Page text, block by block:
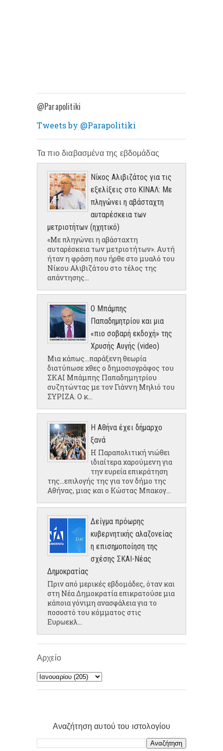
@Parapolitiki
Tweets by @Parapolitiki
Τα πιο διαβασμένα της εβδομάδας
Νίκος Αλιβιζάτος για τις
εξελίξεις στο ΚΙΝΑΛ: Με
πληγώνει η αβάσταχτη
αυταρέσκεια των
μετριοτήτων (ηχητικό)
«Με πληγώνει η αβάσταχτη
αυταρέσκεια των μετριοτήτων». Αυτή
ήταν η φράση που ήρθε στο μυαλό του
Νίκου Αλιβιζάτου στο τέλος της
απάντησης...
Ο Μπάμπης
Παπαδημητρίου και μια
«πιο σοβαρή εκδοχή» της
Χρυσής Αυγής (video)
Μια κάπως...παράξενη θεωρία
διατύπωσε χθες ο δημοσιογράφος του
ΣΚΑΙ Μπάμπης Παπαδημητρίου
συζητώντας με τον Γιάννη Μηλιό του
ΣΥΡΙΖΑ. Ο κ...
Η Αθήνα έχει δήμαρχο
ξανά
Η Παραπολιτική νιώθει
ιδιαίτερα χαρούμενη για
την ευρεία επικράτηση
της...επιλογής της για τον δήμο της
Αθήνας, μιας και ο Κώστας Μπακογ...
Δείγμα πρόωρης
κυβερνητικής αλαζονείας
η επισημοποίηση της
σχέσης ΣΚΑΙ-Νέας
Δημοκρατίας
Πριν από μερικές εβδομάδες, όταν και
στη Νέα Δημοκρατία επικρατούσε μια
κάποια γόνιμη ανασφάλεια για το
ποσοστό του κόμματος στις
Ευρωεκλ...
Αρχείο
Αναζήτηση αυτού του ιστολογίου